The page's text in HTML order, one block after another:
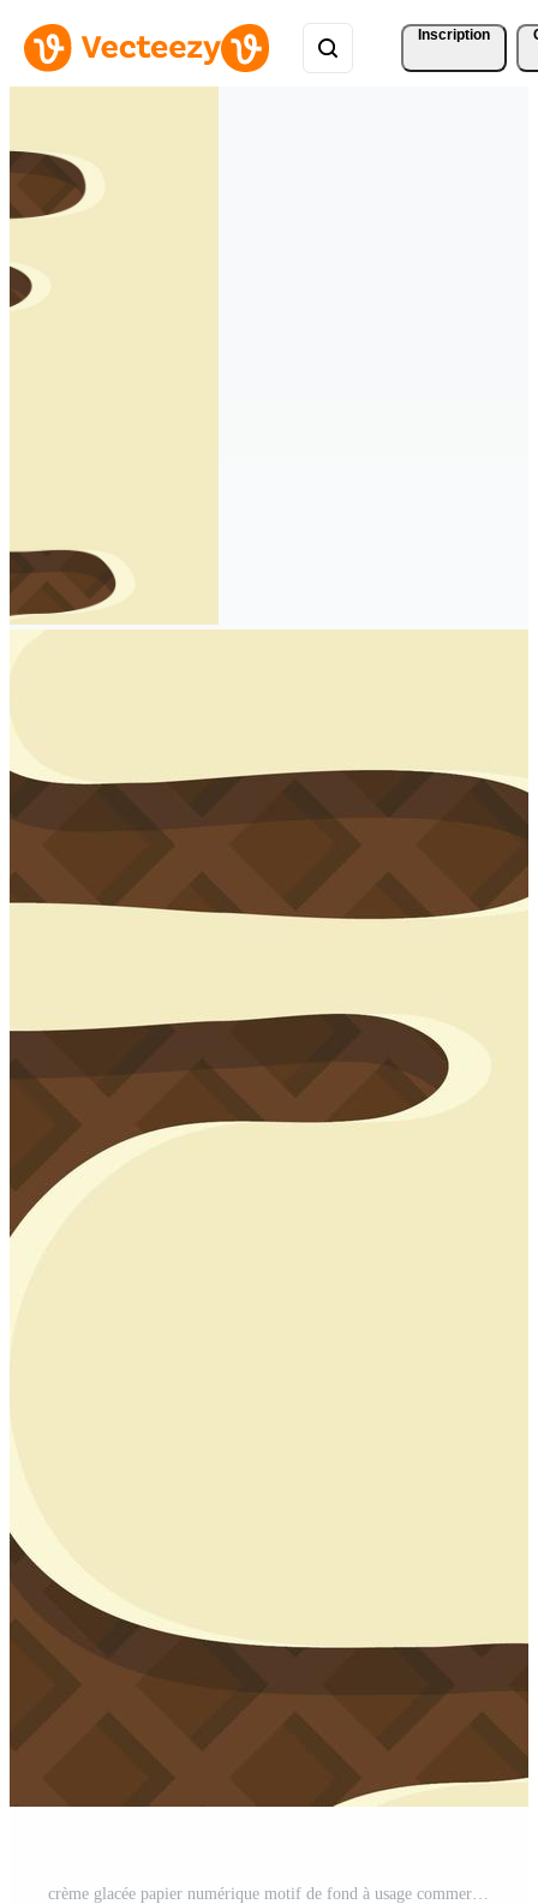
Inscription
crème glacée papier numérique motif de fond à usage commercial clipart Vecteur Pro